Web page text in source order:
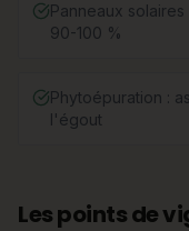
Panneaux
90-100 %
Phytoépuration :
l'égout
Les points de